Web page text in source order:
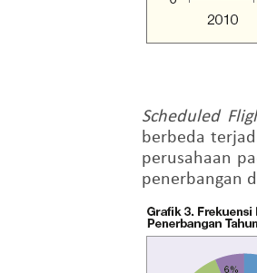
Scheduled
berbeda
perusahaan
penerbangan